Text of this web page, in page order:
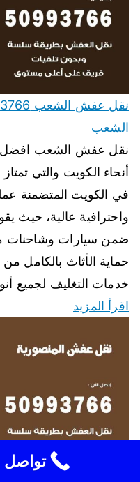
الشعب
نقل عفش الشعب
أنحاء الكويت والتي
في الكويت المتضمنة
واحترافية عالية، حيث
ضمن سيارات وشاحنات
حماية الأثاث بالكامل
خدمات التغليف لجميع
اقرأ المزيد
تواصل معنا